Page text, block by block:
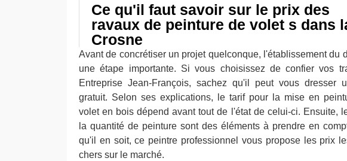
Ce qu'il faut savoir sur le prix des
ravaux de peinture de volet s dans
Crosne
Avant de concrétiser un projet quelconque, l'établissement du
une étape importante. Si vous choisissez de confier vos
Entreprise Jean-François, sachez qu'il peut vous dresser
gratuit. Selon ses explications, le tarif pour la mise en
volet en bois dépend avant tout de l'état de celui-ci. Ensuite,
la quantité de peinture sont des éléments à prendre en
qu'il en soit, ce peintre professionnel vous propose les prix
chers sur le marché.